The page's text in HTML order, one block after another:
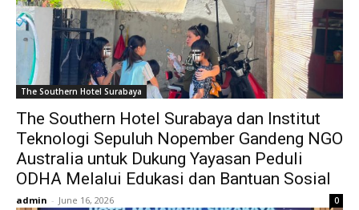
The Southern Hotel Surabaya
The Southern Hotel Surabaya dan Institut
Teknologi Sepuluh Nopember Gandeng NGO
Australia untuk Dukung Yayasan Peduli
ODHA Melalui Edukasi dan Bantuan Sosial
admin - June 16, 2026 0